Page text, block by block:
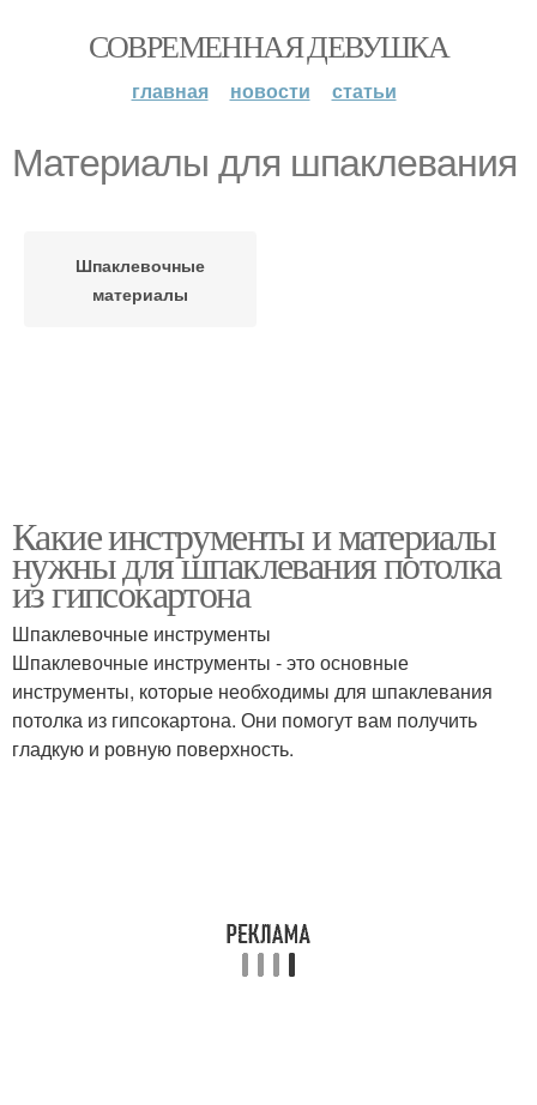
СОВРЕМЕННАЯ ДЕВУШКА
главная новости статьи
Материалы для шпаклевания
Шпаклевочные
материалы
Какие инструменты и материалы
нужны для шпаклевания потолка
из гипсокартона
Шпаклевочные инструменты
Шпаклевочные инструменты - это основные
инструменты, которые необходимы для шпаклевания
потолка из гипсокартона. Они помогут вам получить
гладкую и ровную поверхность.